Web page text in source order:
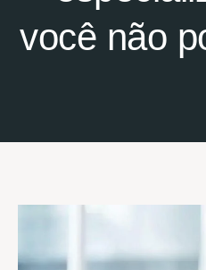
você não